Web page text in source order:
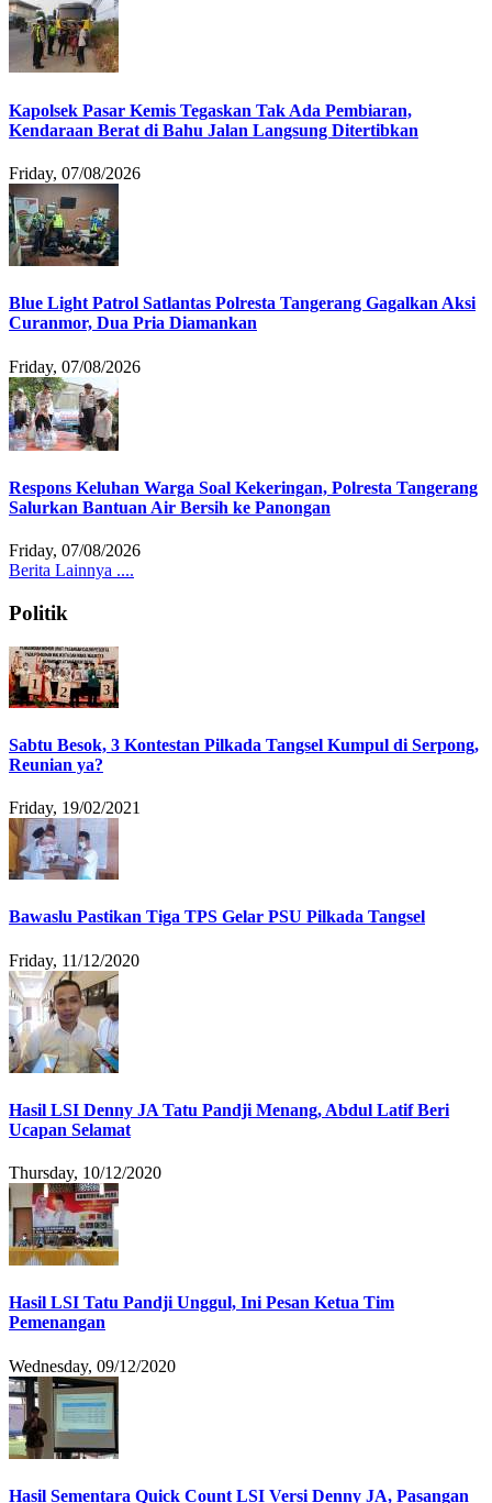
Kapolsek Pasar Kemis Tegaskan Tak Ada Pembiaran,
Kendaraan Berat di Bahu Jalan Langsung Ditertibkan
Friday, 07/08/2026
Blue Light Patrol Satlantas Polresta Tangerang Gagalkan Aksi
Curanmor, Dua Pria Diamankan
Friday, 07/08/2026
Respons Keluhan Warga Soal Kekeringan, Polresta Tangerang
Salurkan Bantuan Air Bersih ke Panongan
Friday, 07/08/2026
Berita Lainnya ....
Politik
Sabtu Besok, 3 Kontestan Pilkada Tangsel Kumpul di Serpong,
Reunian ya?
Friday, 19/02/2021
Bawaslu Pastikan Tiga TPS Gelar PSU Pilkada Tangsel
Friday, 11/12/2020
Hasil LSI Denny JA Tatu Pandji Menang, Abdul Latif Beri
Ucapan Selamat
Thursday, 10/12/2020
Hasil LSI Tatu Pandji Unggul, Ini Pesan Ketua Tim
Pemenangan
Wednesday, 09/12/2020
Hasil Sementara Quick Count LSI Versi Denny JA, Pasangan